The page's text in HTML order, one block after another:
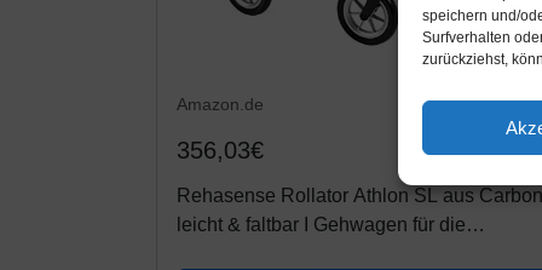
speichern und/
Surfverhalten
zurückziehst,
Amazon.de
356,03€
Rehasense Rollator Athlon SL aus
leicht & faltbar I Gehwagen für die